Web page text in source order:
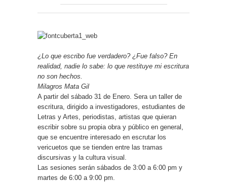
¿Lo que escribo fue verdadero? ¿Fue falso? En
realidad, nadie lo sabe: lo que restituye mi escritura
no son hechos.
Milagros Mata Gil
A partir del sábado 31 de Enero. Sera un taller de
escritura, dirigido a investigadores, estudiantes de
Letras y Artes, periodistas, artistas que quieran
escribir sobre su propia obra y público en general,
que se encuentre interesado en escrutar los
vericuetos que se tienden entre las tramas
discursivas y la cultura visual.
Las sesiones serán sábados de 3:00 a 6:00 pm y
martes de 6:00 a 9:00 pm.